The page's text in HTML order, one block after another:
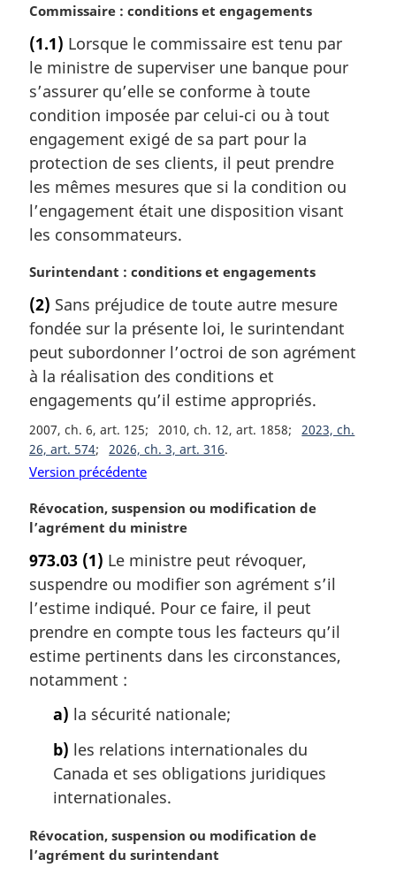
N
t
e
m
r
g
i
n
a
l
e
:
Commissaire : conditions et engagements
(1.1) Lorsque le commissaire est tenu par
le ministre de superviser une banque pour
s’assurer qu’elle se conforme à toute
condition imposée par celui-ci ou à tout
engagement exigé de sa part pour la
protection de ses clients, il peut prendre
les mêmes mesures que si la condition ou
l’engagement était une disposition visant
les consommateurs.
N
t
e
m
a
g
i
n
a
e
:
Surintendant : conditions et engagements
(2) Sans préjudice de toute autre mesure
fondée sur la présente loi, le surintendant
peut subordonner l’octroi de son agrément
à la réalisation des conditions et
engagements qu’il estime appropriés.
2007, ch. 6, art. 125 2010, ch. 12, art. 1858
2023, ch.
26, art. 574
2026, ch. 3, art. 316
Version précédente
N
o
e
m
a
r
g
i
n
Révocation, suspension ou modification de
l’agrément du ministre
973.03 (1) Le ministre peut révoquer,
suspendre ou modifier son agrément s’il
l’estime indiqué. Pour ce faire, il peut
prendre en compte tous les facteurs qu’il
estime pertinents dans les circonstances,
notamment :
a) la sécurité nationale;
b) les relations internationales du
Canada et ses obligations juridiques
internationales.
N
o
Révocation, suspension ou modification de
l’agrément du surintendant